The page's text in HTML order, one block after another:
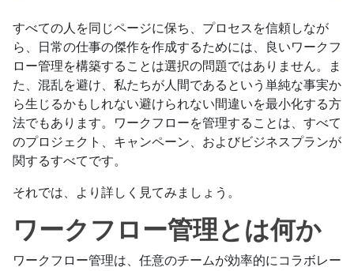
すべての人を同じページに保ち、プロセスを信頼しなが
ら、日常の仕事の傑作を作成するためには、良いワークフ
ロー管理を構築することは選択の問題ではありません。ま
た、混乱を避け、私たちが人間であるという単純な事実か
ら生じるかもしれない避けられない間違いを最小化する方
法でもあります。ワークフローを管理することは、すべて
のプロジェクト、キャンペーン、およびビジネスプランが
関するすべてです。
それでは、より詳しく見てみましょう。
ワークフロー管理とは何か
ワークフロー管理は、任意のチームが効率的にコラボレー